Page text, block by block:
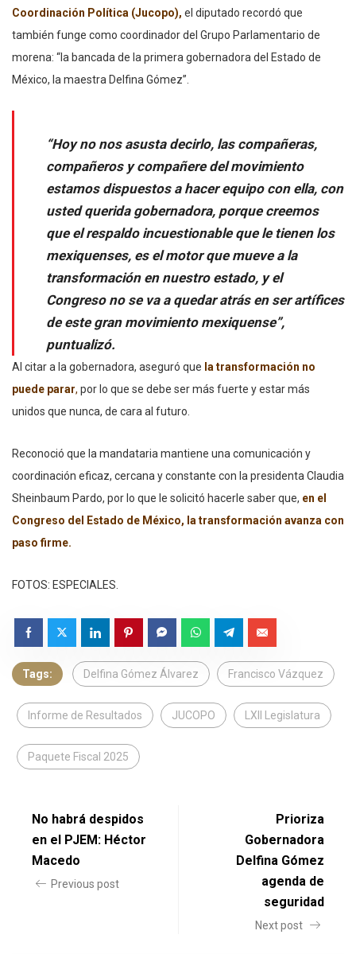
Coordinación Política (Jucopo), el diputado recordó que
también funge como coordinador del Grupo Parlamentario de
morena: “la bancada de la primera gobernadora del Estado de
México, la maestra Delfina Gómez”.
“Hoy no nos asusta decirlo, las compañeras,
compañeros y compañere del movimiento
estamos dispuestos a hacer equipo con ella, con
usted querida gobernadora, porque creemos
que el respaldo incuestionable que le tienen los
mexiquenses, es el motor que mueve a la
transformación en nuestro estado, y el
Congreso no se va a quedar atrás en ser artífices
de este gran movimiento mexiquense”,
puntualizó.
Al citar a la gobernadora, aseguró que la transformación no
puede parar, por lo que se debe ser más fuerte y estar más
unidos que nunca, de cara al futuro.
Reconoció que la mandataria mantiene una comunicación y
coordinación eficaz, cercana y constante con la presidenta Claudia
Sheinbaum Pardo, por lo que le solicitó hacerle saber que, en el
Congreso del Estado de México, la transformación avanza con
paso firme.
FOTOS: ESPECIALES.
Tags: Delfina Gómez Álvarez Francisco Vázquez
Informe de Resultados JUCOPO LXII Legislatura
Paquete Fiscal 2025
No habrá despidos
en el PJEM: Héctor
Macedo
Previous post
Prioriza
Gobernadora
Delfina Gómez
agenda de
seguridad
Next post